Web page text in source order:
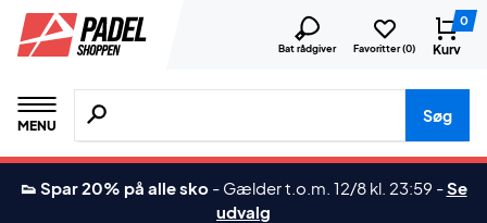
Bat rådgiver Favoritter (0)
0
Kurv
MENU
Søg efter produkter, mærker etc.
Søg
👟 Spar 20% på alle sko - Gælder t.o.m. 12/8 kl. 23:59 -Se
udvalg